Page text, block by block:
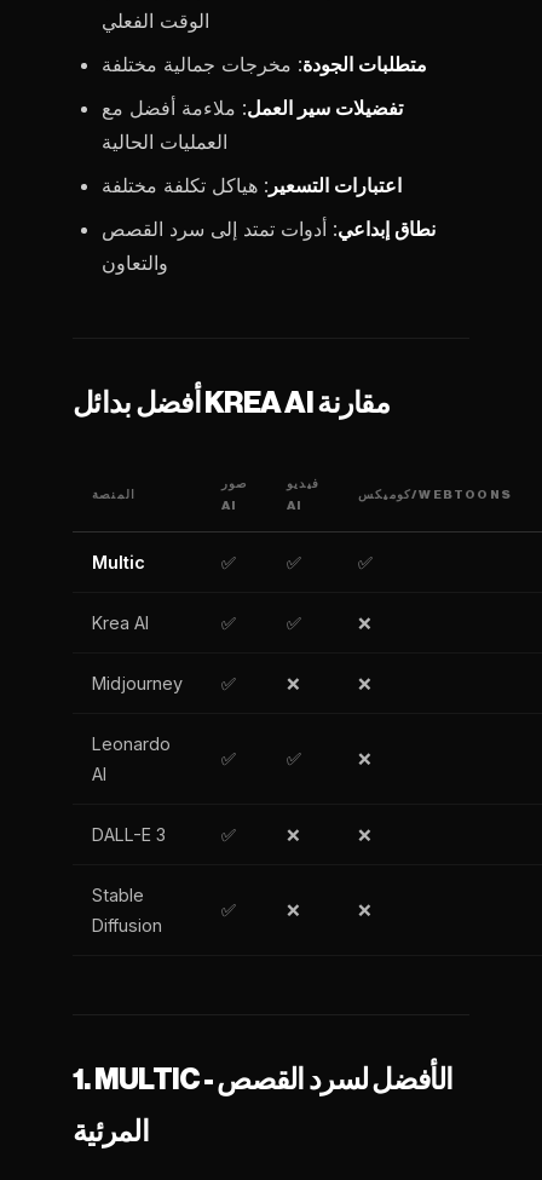
الوقت الفعلي
متطلبات الجودة: مخرجات جمالية مختلفة
تفضيلات سير العمل: ملاءمة أفضل مع
العمليات الحالية
اعتبارات التسعير : هياكل تكلفة مختلفة
نطاق إبداعي: أدوات تمتد إلى سرد القصص
والتعاون
أفضل بدائل KREA AI مقارنة
المنصة
صور
AI
فيديو
AI
كوميكس/WEBTOONS
Multic ✅ ✅ ✅
Krea AI ✅ ✅ ❌
Midjourney ✅ ❌ ❌
Leonardo
AI
✅ ✅ ❌
DALL-E 3 ✅ ❌ ❌
Stable
Diffusion
✅ ❌ ❌
1. MULTIC - الأفضل لسرد القصص
المرئية